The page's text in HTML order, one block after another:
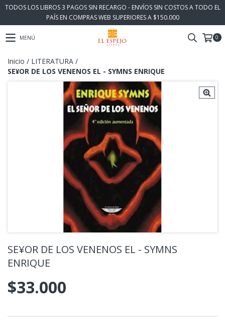
TODOS LOS LIBROS 3 PAGOS SIN RECARGO - ENVÍOS SIN COSTOS A TODO EL
PAÍS EN COMPRAS WEB SUPERIORES A $150.000
MENÚ 0
Inicio / LITERATURA /
SE¥OR DE LOS VENENOS EL - SYMNS ENRIQUE
SE¥OR DE LOS VENENOS EL - SYMNS
ENRIQUE
$33.000